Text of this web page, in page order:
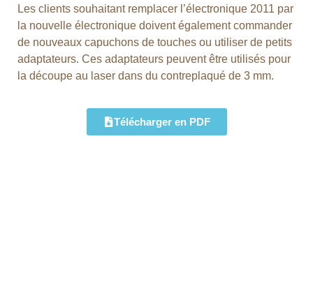
Les clients souhaitant remplacer l’électronique 2011 par
la nouvelle électronique doivent également commander
de nouveaux capuchons de touches ou utiliser de petits
adaptateurs. Ces adaptateurs peuvent être utilisés pour
la découpe au laser dans du contreplaqué de 3 mm.
Télécharger en PDF